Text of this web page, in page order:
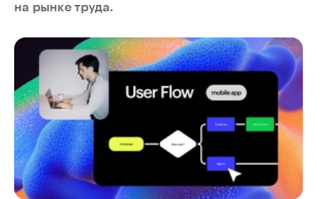
на рынке труда.